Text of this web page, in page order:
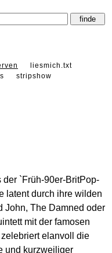
liesmich.txt
stripshow
`Früh-90er-BritPop-
latent durch ihre wilden
John, The Damned oder
mit der famosen
elanvoll die
und kurzweiliger